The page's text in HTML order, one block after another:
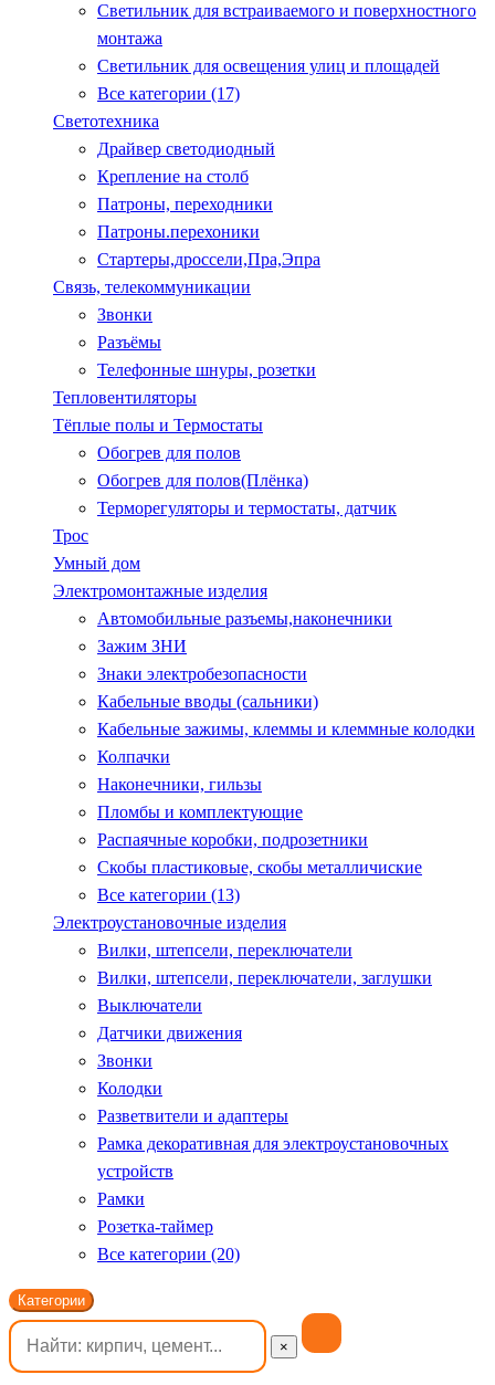
Светильник для встраиваемого и поверхностного
монтажа
Светильник для освещения улиц и площадей
Все категории (17)
Светотехника
Драйвер светодиодный
Крепление на столб
Патроны, переходники
Патроны.перехоники
Стартеры,дроссели,Пра,Эпра
Связь, телекоммуникации
Звонки
Разъёмы
Телефонные шнуры, розетки
Тепловентиляторы
Тёплые полы и Термостаты
Обогрев для полов
Обогрев для полов(Плёнка)
Терморегуляторы и термостаты, датчик
Трос
Умный дом
Электромонтажные изделия
Автомобильные разъемы,наконечники
Зажим ЗНИ
Знаки электробезопасности
Кабельные вводы (сальники)
Кабельные зажимы, клеммы и клеммные колодки
Колпачки
Наконечники, гильзы
Пломбы и комплектующие
Распаячные коробки, подрозетники
Скобы пластиковые, скобы металличиские
Все категории (13)
Электроустановочные изделия
Вилки, штепсели, переключатели
Вилки, штепсели, переключатели, заглушки
Выключатели
Датчики движения
Звонки
Колодки
Разветвители и адаптеры
Рамка декоративная для электроустановочных
устройств
Рамки
Розетка-таймер
Все категории (20)
Категории
×